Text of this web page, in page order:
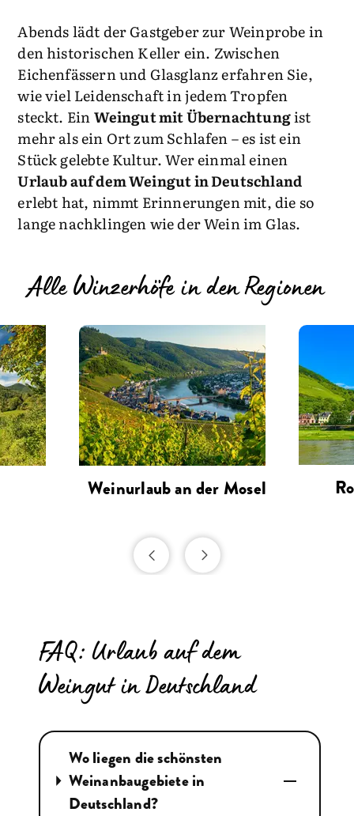
Abends lädt der Gastgeber zur Weinprobe in
den historischen Keller ein. Zwischen
Eichenfässern und Glasglanz erfahren Sie,
wie viel Leidenschaft in jedem Tropfen
steckt. EinWeingut mit Übernachtungist
mehr als ein Ort zum Schlafen – es ist ein
Stück gelebte Kultur. Wer einmal einen
Urlaub auf dem Weingut in Deutschland
erlebt hat, nimmt Erinnerungen mit, die so
lange nachklingen wie der Wein im Glas.
Alle Winzerhöfe in den Regionen
Weinurlaub an der Mosel
FAQ: Urlaub auf dem
Weingut in Deutschland
Wo liegen die schönsten
Weinanbaugebiete in
Deutschland?